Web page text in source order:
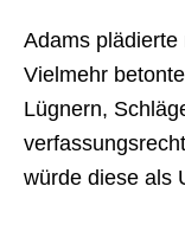
Adams plädierte
Vielmehr
Lügnern,
würde diese als